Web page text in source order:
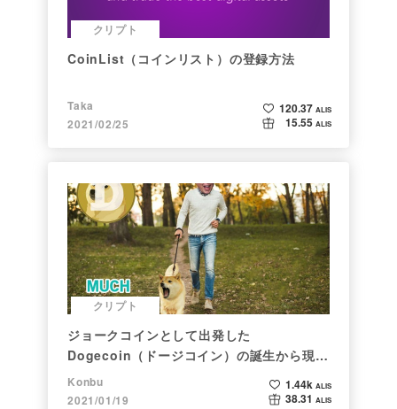
クリプト
CoinList（コインリスト）の登録方法
Taka
2021/02/25
120.37 ALIS
15.55 ALIS
クリプト
ジョークコインとして出発した
Dogecoin（ドージコイン）の誕生から現在
まで。注目される非証券性🐶
Konbu
2021/01/19
1.44k ALIS
38.31 ALIS